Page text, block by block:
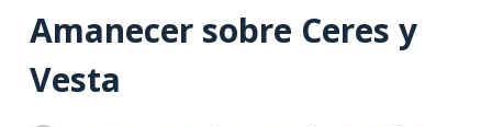
o
n
Amanecer sobre Ceres y
Vesta